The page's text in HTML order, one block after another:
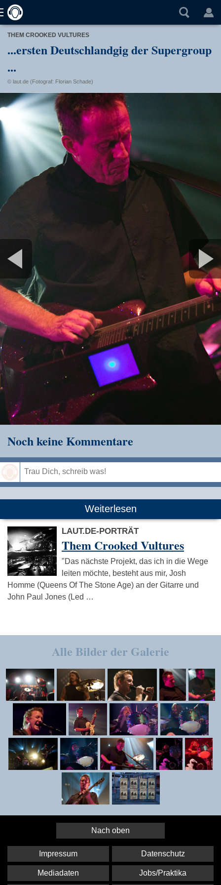
THEM CROOKED VULTURES
...ersten Deutschlandgig der Supergroup
...
© laut.de (Fotograf: Florian Schade)
Noch keine Kommentare
Weiterlesen
LAUT.DE-PORTRÄT
Them Crooked Vultures
"Das nächste Projekt, das ich in die Wege
leiten möchte, besteht aus mir, Josh
Homme (Queens Of The Stone Age) an der Gitarre und
John Paul Jones (Led …
Alle Bilder der Galerie
Nach oben
Impressum Datenschutz
Mediadaten Jobs/Praktika